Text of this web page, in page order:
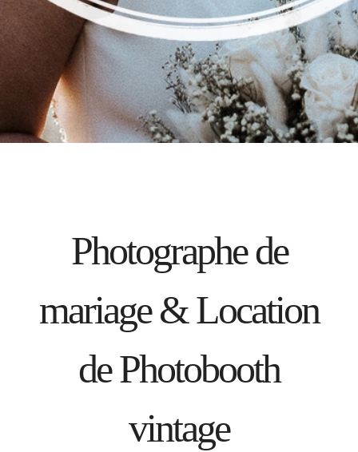
Photographe de
mariage & Location
de Photobooth
vintage